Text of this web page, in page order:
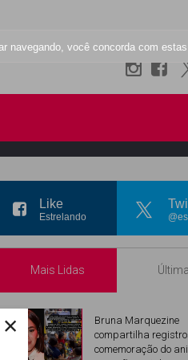
×
navegando, você concorda com
Like
Estrelando
Mais Lidas
Bruna Marquezine
compartilha
comemoração do